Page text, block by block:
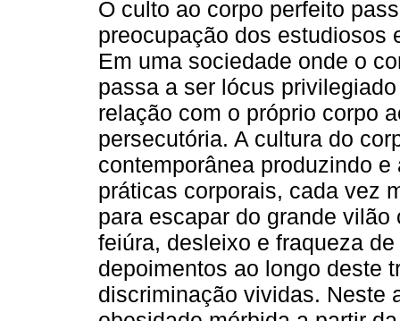
O culto ao corpo perfeito
preocupação dos estudiosos
Em uma sociedade onde o
passa a ser lócus
relação com o próprio corpo
persecutória. A cultura do
contemporânea produzindo
práticas corporais, cada vez
para escapar do grande
feiúra, desleixo e fraqueza
depoimentos ao longo deste
discriminação vividas. Neste